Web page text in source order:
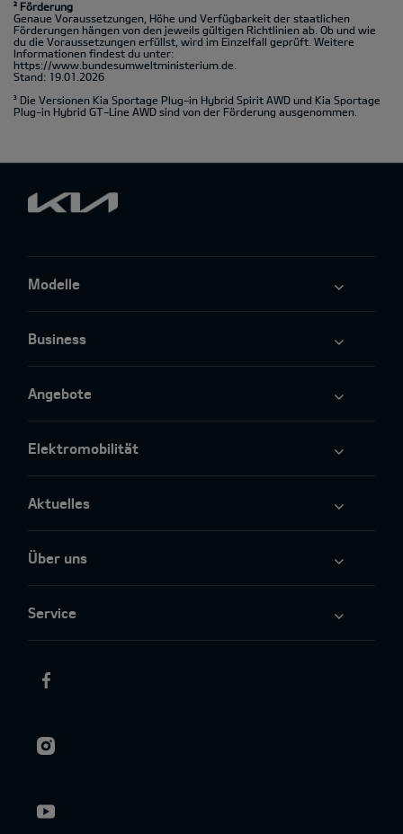
² Förderung
Genaue Voraussetzungen, Höhe und Verfügbarkeit der staatlichen
Förderungen hängen von den jeweils gültigen Richtlinien ab. Ob und wie
du die Voraussetzungen erfüllst, wird im Einzelfall geprüft. Weitere
Informationen findest du unter:
https://www.bundesumweltministerium.de.
Stand: 19.01.2026
³ Die Versionen Kia Sportage Plug-in Hybrid Spirit AWD und Kia Sportage
Plug-in Hybrid GT-Line AWD sind von der Förderung ausgenommen.
Modelle
Business
Angebote
Elektromobilität
Aktuelles
Über uns
Service